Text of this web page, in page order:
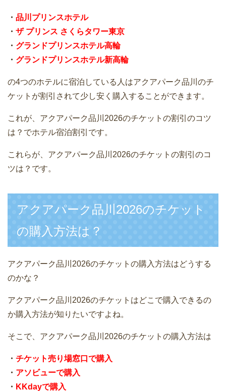
・ 品川プリンスホテル
・ ザ プリンス さくらタワー東京
・ グランドプリンスホテル高輪
・ グランドプリンスホテル新高輪
の4つのホテルに宿泊している人はアクアパーク品川のチ
ケットが割引されて少し安く購入することができます。
これが、アクアパーク品川2026のチケットの割引のコツ
は？でホテル宿泊割引です。
これらが、アクアパーク品川2026のチケットの割引のコ
ツは？です。
アクアパーク品川2026のチケット
の購入方法は？
アクアパーク品川2026のチケットの購入方法はどうする
のかな？
アクアパーク品川2026のチケットはどこで購入できるの
か購入方法が知りたいですよね。
そこで、アクアパーク品川2026のチケットの購入方法は
・ チケット売り場窓口で購入
・ アソビューで購入
・ KKdayで購入